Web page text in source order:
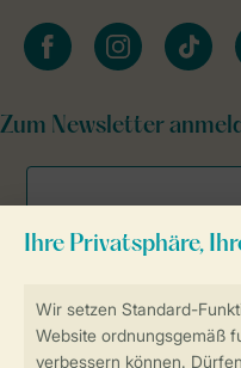
Sicher und schnell
facebookinstagramtiktok
Zum Newsletter